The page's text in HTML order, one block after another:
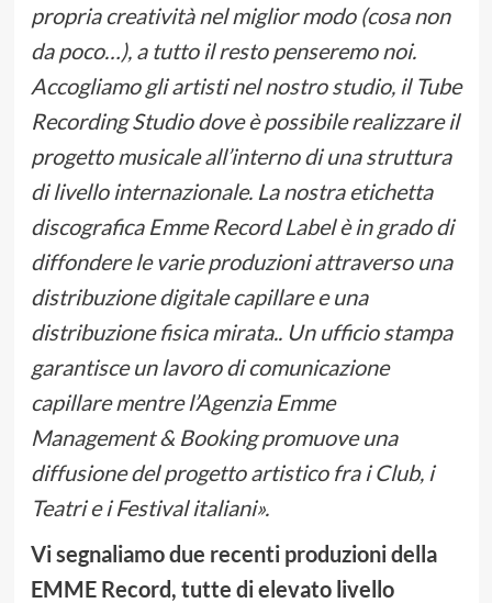
propria creatività nel miglior modo (cosa non
da poco…), a tutto il resto penseremo noi.
Accogliamo gli artisti nel nostro studio, il Tube
Recording Studio dove è possibile realizzare il
progetto musicale all’interno di una struttura
di livello internazionale. La nostra etichetta
discografica Emme Record Label è in grado di
diffondere le varie produzioni attraverso una
distribuzione digitale capillare e una
distribuzione fisica mirata.. Un ufficio stampa
garantisce un lavoro di comunicazione
capillare mentre l’Agenzia Emme
Management & Booking promuove una
diffusione del progetto artistico fra i Club, i
Teatri e i Festival italiani».
Vi segnaliamo due recenti produzioni della
EMME Record, tutte di elevato livello